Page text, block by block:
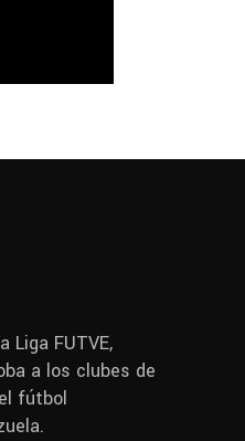
Liga FUTVE,
a los clubes de
fútbol